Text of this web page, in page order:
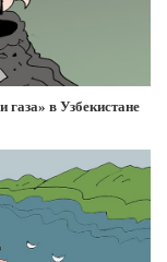
в Узбекистане